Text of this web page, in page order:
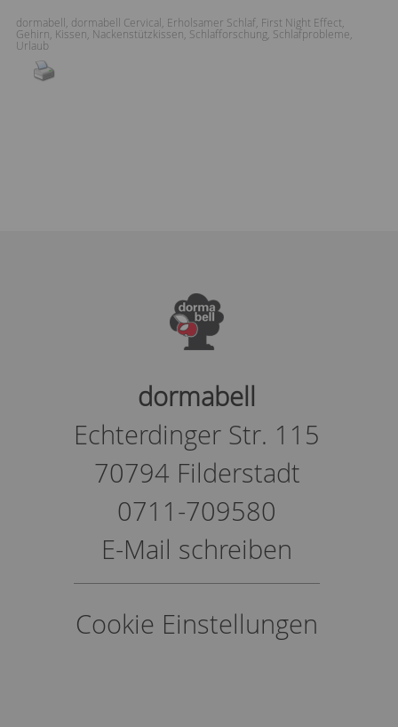
dormabell dormabell Cervical Erholsamer Schlaf First Night Effect
Gehirn Kissen Nackenstützkissen Schlafforschung Schlafprobleme
Urlaub
dormabell
Echterdinger Str. 115
70794 Filderstadt
0711-709580
E-Mail schreiben
Cookie Einstellungen